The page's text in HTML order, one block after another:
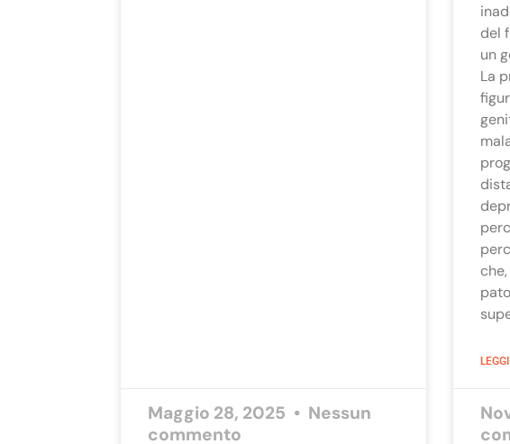
Maggio 28, 2025
Nessun
commento
del
un
La